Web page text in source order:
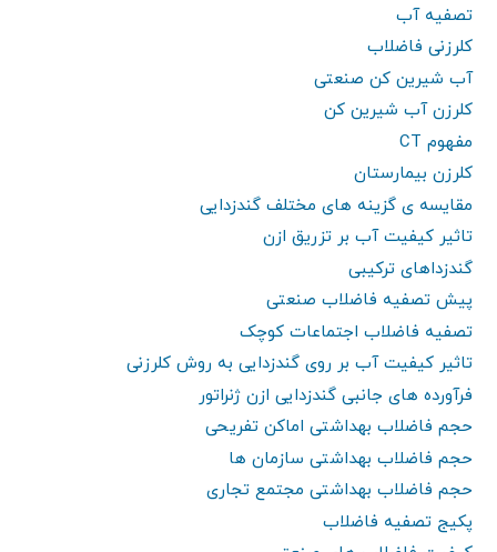
تصفیه آب
کلرزنی فاضلاب
آب شیرین کن صنعتی
کلرزن آب شیرین کن
مفهوم CT
کلرزن بیمارستان
مقایسه ی گزینه های مختلف گندزدایی
تاثیر کیفیت آب بر تزریق ازن
گندزداهای ترکیبی
پیش تصفیه فاضلاب صنعتی
تصفیه فاضلاب اجتماعات کوچک
تاثیر کیفیت آب بر روی گندزدایی به روش کلرزنی
فرآورده های جانبی گندزدایی ازن ژنراتور
حجم فاضلاب بهداشتی اماکن تفریحی
حجم فاضلاب بهداشتی سازمان ها
حجم فاضلاب بهداشتی مجتمع تجاری
پکیج تصفیه فاضلاب